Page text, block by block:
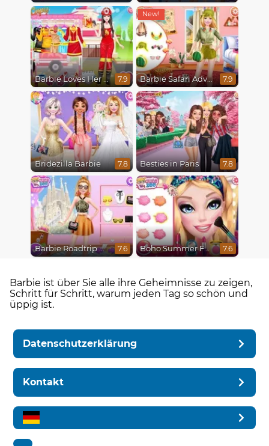
Barbie Loves Her Job 7.9 Barbie Safari Adventure 7.9
Bridezilla Barbie 7.8 Besties in Paris 7.8
Barbie Roadtrip Adventure 7.6 Boho Summer Festival Besties 7.6
Barbie ist über Sie alle ihre Geheimnisse zu zeigen,
Schritt für Schritt, warum jeden Tag so schön und
üppig ist.
Datenschutzerklärung
Kontakt